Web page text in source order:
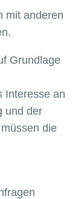
mit anderen
Grundlage
Interesse an
und der
die